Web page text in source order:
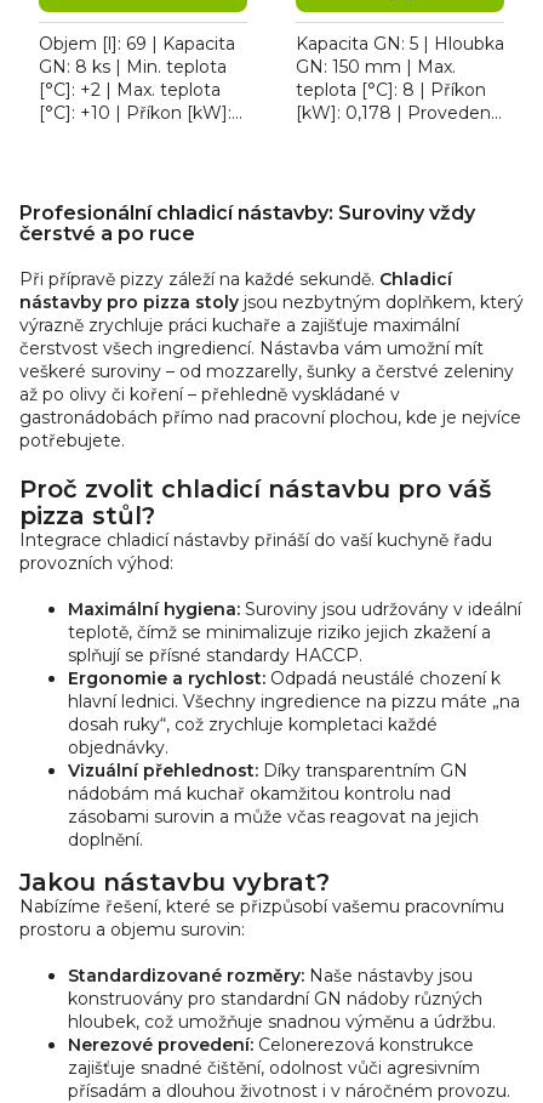
Objem [l]: 69 | Kapacita
GN: 8 ks | Min. teplota
[°C]: +2 | Max. teplota
[°C]: +10 | Příkon [kW]:
Kapacita GN: 5 | Hloubka
GN: 150 mm | Max.
teplota [°C]: 8 | Příkon
[kW]: 0,178 | Provedení
v
l
d
a
c
í
p
r
y
ý
i
s
u
Profesionální chladicí nástavby: Suroviny vždy
čerstvé a po ruce
Při přípravě pizzy záleží na každé sekundě. Chladicí
nástavby pro pizza stoly jsou nezbytným doplňkem, který
výrazně zrychluje práci kuchaře a zajišťuje maximální
čerstvost všech ingrediencí. Nástavba vám umožní mít
veškeré suroviny – od mozzarelly, šunky a čerstvé zeleniny
až po olivy či koření – přehledně vyskládané v
gastronádobách přímo nad pracovní plochou, kde je nejvíce
potřebujete.
Proč zvolit chladicí nástavbu pro váš
pizza stůl?
Integrace chladicí nástavby přináší do vaší kuchyně řadu
provozních výhod:
Maximální hygiena: Suroviny jsou udržovány v ideální
teplotě, čímž se minimalizuje riziko jejich zkažení a
splňují se přísné standardy HACCP.
Ergonomie a rychlost: Odpadá neustálé chození k
hlavní lednici. Všechny ingredience na pizzu máte „na
dosah ruky“, což zrychluje kompletaci každé
objednávky.
Vizuální přehlednost: Díky transparentním GN
nádobám má kuchař okamžitou kontrolu nad
zásobami surovin a může včas reagovat na jejich
doplnění.
Jakou nástavbu vybrat?
Nabízíme řešení, které se přizpůsobí vašemu pracovnímu
prostoru a objemu surovin:
Standardizované rozměry: Naše nástavby jsou
konstruovány pro standardní GN nádoby různých
hloubek, což umožňuje snadnou výměnu a údržbu.
Nerezové provedení: Celonerezová konstrukce
zajišťuje snadné čištění, odolnost vůči agresivním
přísadám a dlouhou životnost i v náročném provozu.